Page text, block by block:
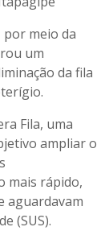
meio da
um
da fila
Fila, uma
ampliar o
mais rápido,
aguardavam
(SUS).